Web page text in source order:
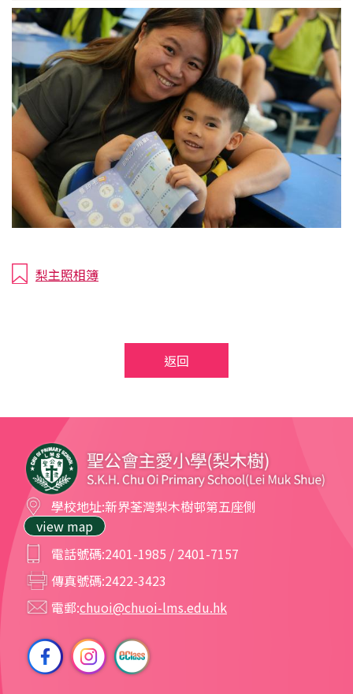
梨主照相簿
返回
學校地址:新界荃灣梨木樹邨第五座側
view map
電話號碼:2401-1985 / 2401-7157
傳真號碼:2422-3423
電郵:chuoi@chuoi-lms.edu.hk